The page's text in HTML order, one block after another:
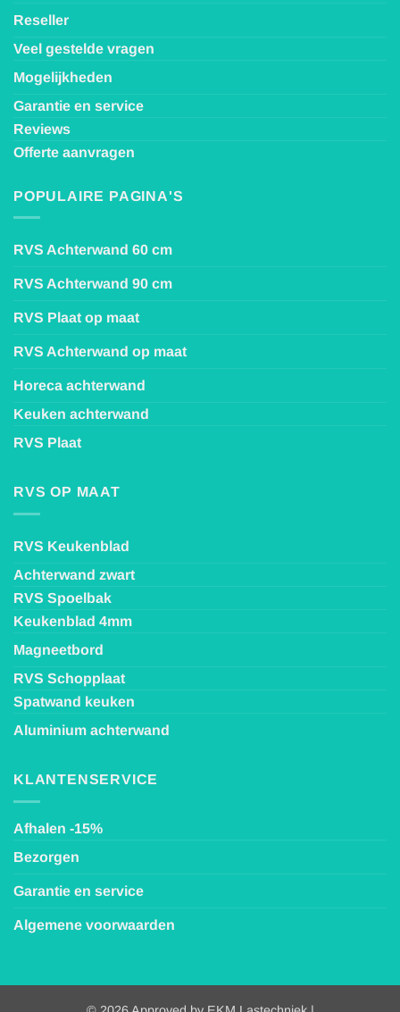
Reseller
Veel gestelde vragen
Mogelijkheden
Garantie en service
Reviews
Offerte aanvragen
POPULAIRE PAGINA'S
RVS Achterwand 60 cm
RVS Achterwand 90 cm
RVS Plaat op maat
RVS Achterwand op maat
Horeca achterwand
Keuken achterwand
RVS Plaat
RVS OP MAAT
RVS Keukenblad
Achterwand zwart
RVS Spoelbak
Keukenblad 4mm
Magneetbord
RVS Schopplaat
Spatwand keuken
Aluminium achterwand
KLANTENSERVICE
Afhalen -15%
Bezorgen
Garantie en service
Algemene voorwaarden